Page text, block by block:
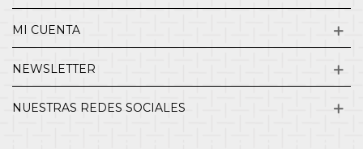
MI CUENTA
NEWSLETTER
NUESTRAS REDES SOCIALES